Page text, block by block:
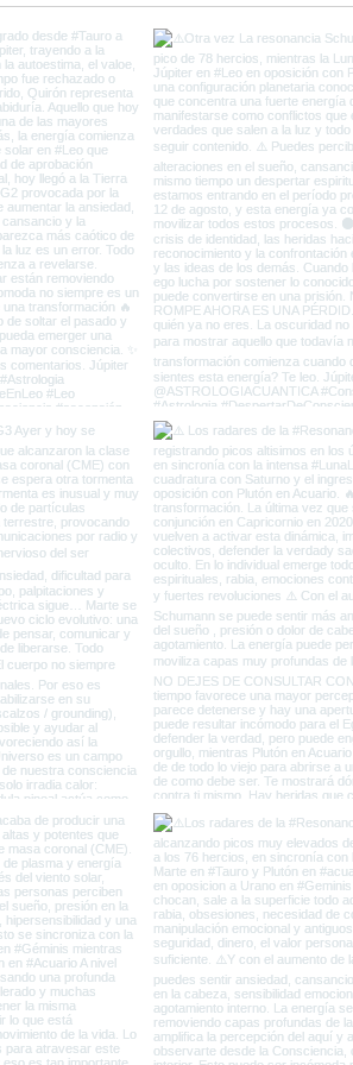
Tierra